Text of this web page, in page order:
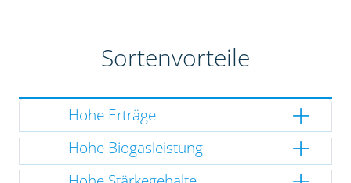
Sortenvorteile
Hohe Erträge
Hohe Biogasleistung